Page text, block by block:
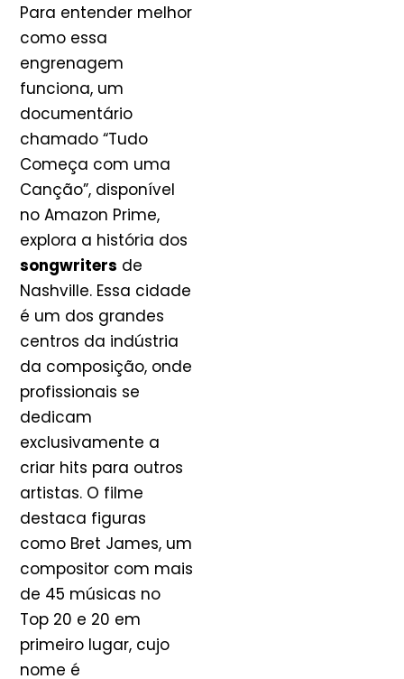
Para entender melhor
como essa
engrenagem
funciona, um
documentário
chamado “Tudo
Começa com uma
Canção”, disponível
no Amazon Prime,
explora a história dos
songwriters de
Nashville. Essa cidade
é um dos grandes
centros da indústria
da composição, onde
profissionais se
dedicam
exclusivamente a
criar hits para outros
artistas. O filme
destaca figuras
como Bret James, um
compositor com mais
de 45 músicas no
Top 20 e 20 em
primeiro lugar, cujo
nome é